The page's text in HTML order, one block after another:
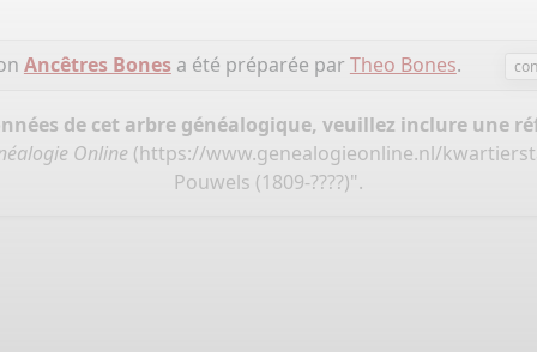
Ancêtres Bonesa été préparée par Theo Bones.
de cet arbre généalogique, veuillez inclure une
Online (https://www.genealogieonline.nl/
Pouwels (1809-????)".